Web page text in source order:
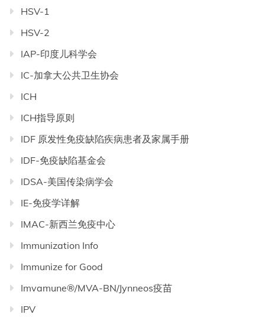
HSV-1
HSV-2
IAP-印度儿科学会
IC-加拿大公共卫生协会
ICH
ICH指导原则
IDF 原发性免疫缺陷疾病患者及家属手册
IDF-免疫缺陷基金会
IDSA-美国传染病学会
IE-免疫学详解
IMAC-新西兰免疫中心
Immunization Info
Immunize for Good
Imvamune®/MVA-BN/Jynneos疫苗
IPV